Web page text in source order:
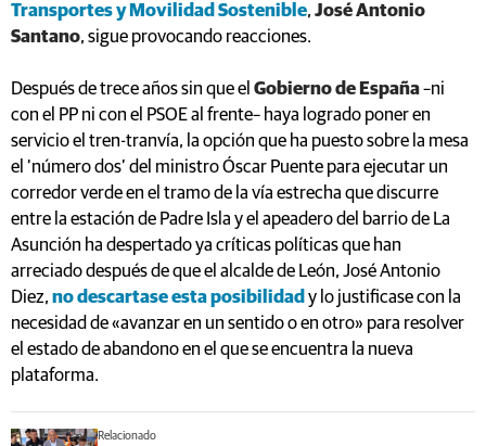
Transportes y Movilidad Sostenible, José Antonio
Santano, sigue provocando reacciones.
Después de trece años sin que el Gobierno de España–ni
con el PP ni con el PSOE al frente– haya logrado poner en
servicio el tren-tranvía, la opción que ha puesto sobre la mesa
el ‘número dos’ del ministro Óscar Puente para ejecutar un
corredor verde en el tramo de la vía estrecha que discurre
entre la estación de Padre Isla y el apeadero del barrio de La
Asunción ha despertado ya críticas políticas que han
arreciado después de que el alcalde de León, José Antonio
Diez, no descartase esta posibilidad y lo justificase con la
necesidad de «avanzar en un sentido o en otro» para resolver
el estado de abandono en el que se encuentra la nueva
plataforma.
Relacionado